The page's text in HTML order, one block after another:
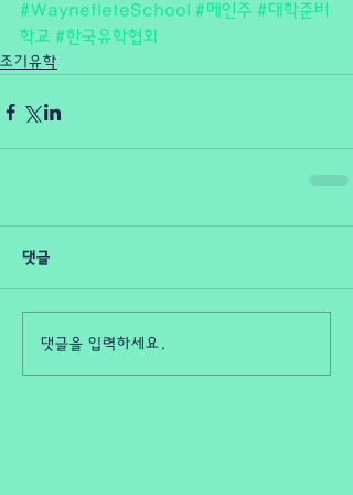
#WaynefleteSchool
#메인주 #대학준비
학교 #한국유학협회
조기유학
댓글
댓글을 입력하세요.